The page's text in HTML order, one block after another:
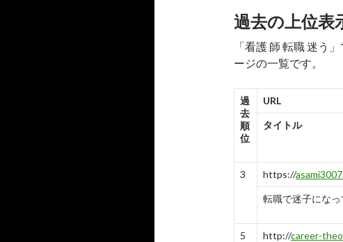
- 7 6 4 2
8 https://min-
「このままでは
- 4 - 8→8
9
看護師を辞めた
転職 ...
- 9
10 https://
過去の上位表
「看護 師 転職 迷う
ージの一覧です。
過
去
順
位
URL
タイトル
3 https://
転職で迷子にな
5 http://career-